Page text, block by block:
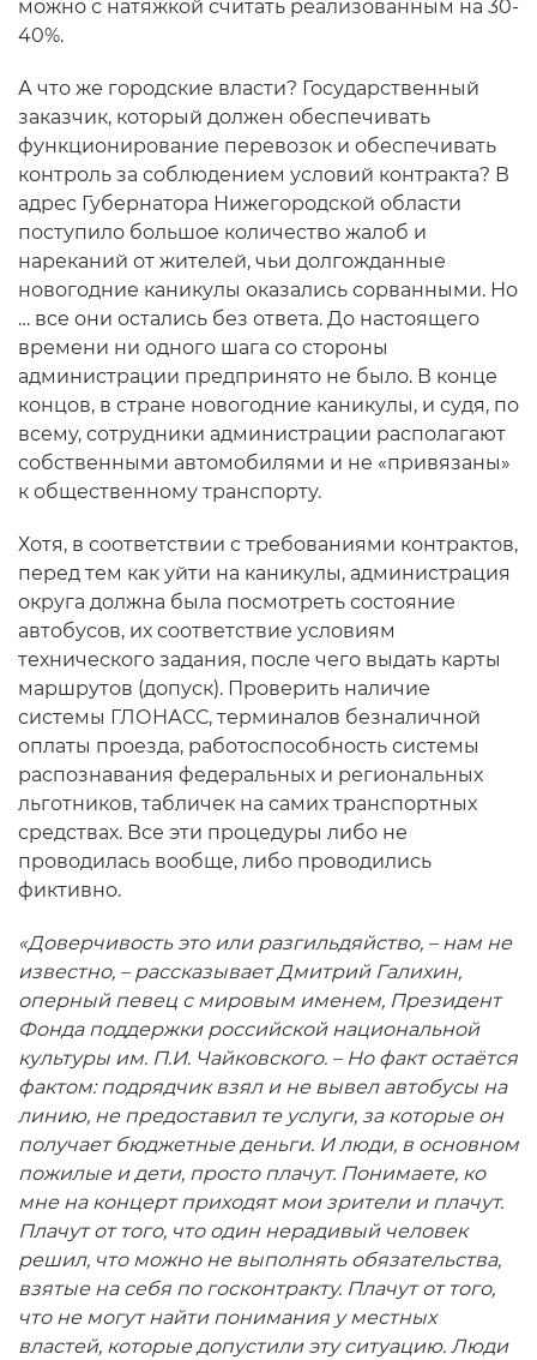
можно с натяжкой считать реализованным на 30-
40%.
А что же городские власти? Государственный
заказчик, который должен обеспечивать
функционирование перевозок и обеспечивать
контроль за соблюдением условий контракта? В
адрес Губернатора Нижегородской области
поступило большое количество жалоб и
нареканий от жителей, чьи долгожданные
новогодние каникулы оказались сорванными. Но
… все они остались без ответа. До настоящего
времени ни одного шага со стороны
администрации предпринято не было. В конце
концов, в стране новогодние каникулы, и судя, по
всему, сотрудники администрации располагают
собственными автомобилями и не «привязаны»
к общественному транспорту.
Хотя, в соответствии с требованиями контрактов,
перед тем как уйти на каникулы, администрация
округа должна была посмотреть состояние
автобусов, их соответствие условиям
технического задания, после чего выдать карты
маршрутов (допуск). Проверить наличие
системы ГЛОНАСС, терминалов безналичной
оплаты проезда, работоспособность системы
распознавания федеральных и региональных
льготников, табличек на самих транспортных
средствах. Все эти процедуры либо не
проводилась вообще, либо проводились
фиктивно.
«Доверчивость это или разгильдяйство, – нам не
известно, – рассказывает Дмитрий Галихин,
оперный певец с мировым именем, Президент
Фонда поддержки российской национальной
культуры им. П.И. Чайковского. – Но факт остаётся
фактом: подрядчик взял и не вывел автобусы на
линию, не предоставил те услуги, за которые он
получает бюджетные деньги. И люди, в основном
пожилые и дети, просто плачут. Понимаете, ко
мне на концерт приходят мои зрители и плачут.
Плачут от того, что один нерадивый человек
решил, что можно не выполнять обязательства,
взятые на себя по госконтракту. Плачут от того,
что не могут найти понимания у местных
властей, которые допустили эту ситуацию. Люди